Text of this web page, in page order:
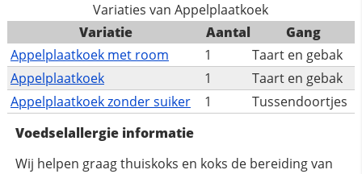
Variaties van Appelplaatkoek
Variatie
Aantal
Gang
Appelplaatkoek met room
1
Taart en gebak
Appelplaatkoek
1
Taart en gebak
Appelplaatkoek zonder suiker
1
Tussendoortjes
Voedselallergie informatie
Wij helpen graag thuiskoks en koks de bereiding van